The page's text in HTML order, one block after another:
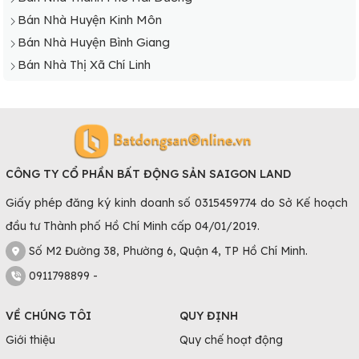
hợp lý và phù hợp với đông đảo phân khúc khách hàng
trong ngoài tỉnh.
Giá bán nhà Hải Dương khá mềm so với tiềm năng phát
triển
Miện… Vài năm tới khi nhiều dự án bất động sản được xây
dựng nhiều hơn nữa tại Hải Dương sẽ kéo theo giá nhà đất
Bán Nhà Huyện Kinh Môn
Bán Nhà Huyện Bình Giang
Bán Nhà Thị Xã Chí Linh
CÔNG TY CỔ PHẦN BẤT ĐỘNG SẢN SAIGON LAND
Giấy phép đăng ký kinh doanh số 0315459774 do Sở Kế hoạch
đầu tư Thành phố Hồ Chí Minh cấp 04/01/2019.
Số M2 Đường 38, Phường 6, Quận 4, TP Hồ Chí Minh.
0911798899 -
VỀ CHÚNG TÔI
Giới thiệu
QUY ĐỊNH
Quy chế hoạt động